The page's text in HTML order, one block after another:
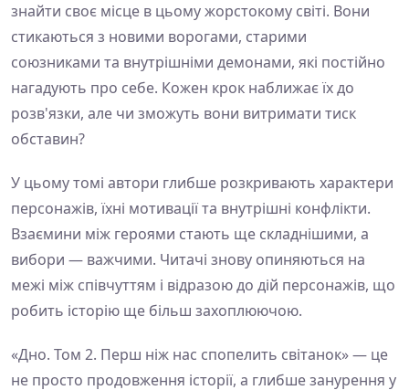
знайти своє місце в цьому жорстокому світі. Вони
стикаються з новими ворогами, старими
союзниками та внутрішніми демонами, які постійно
нагадують про себе. Кожен крок наближає їх до
розв'язки, але чи зможуть вони витримати тиск
обставин?
У цьому томі автори глибше розкривають характери
персонажів, їхні мотивації та внутрішні конфлікти.
Взаємини між героями стають ще складнішими, а
вибори — важчими. Читачі знову опиняються на
межі між співчуттям і відразою до дій персонажів, що
робить історію ще більш захоплюючою.
«Дно. Том 2. Перш ніж нас спопелить світанок» — це
не просто продовження історії, а глибше занурення у